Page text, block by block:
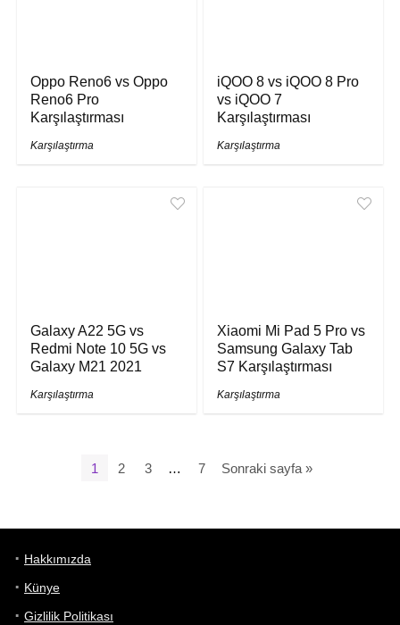
Oppo Reno6 vs Oppo
Reno6 Pro
Karşılaştırması
Karşılaştırma
iQOO 8 vs iQOO 8 Pro
vs iQOO 7
Karşılaştırması
Karşılaştırma
Galaxy A22 5G vs
Redmi Note 10 5G vs
Galaxy M21 2021
Karşılaştırma
Xiaomi Mi Pad 5 Pro vs
Samsung Galaxy Tab
S7 Karşılaştırması
Karşılaştırma
1 2 3 … 7 Sonraki sayfa »
Hakkımızda
Künye
Gizlilik Politikası